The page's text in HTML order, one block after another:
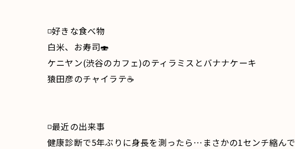
◽️好きな食べ物
白米、お寿司🍣
ケニヤン(渋谷のカフェ)のティラミスとバナナケーキ
猿田彦のチャイラテ☕️
◽️最近の出来事
健康診断で5年ぶりに身長を測ったら…まさかの1センチ縮んで